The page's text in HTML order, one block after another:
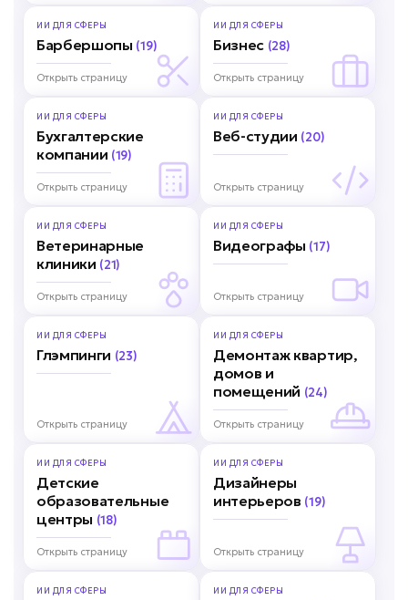
ИИ ДЛЯ СФЕРЫ
Барбершопы (19)
Открыть страницу
ИИ ДЛЯ СФЕРЫ
Бизнес (28)
Открыть страницу
ИИ ДЛЯ СФЕРЫ
Бухгалтерские
компании (19)
Открыть страницу
ИИ ДЛЯ СФЕРЫ
Веб-студии (20)
Открыть страницу
ИИ ДЛЯ СФЕРЫ
Ветеринарные
клиники (21)
Открыть страницу
ИИ ДЛЯ СФЕРЫ
Видеографы (17)
Открыть страницу
ИИ ДЛЯ СФЕРЫ
Глэмпинги (23)
Открыть страницу
ИИ ДЛЯ СФЕРЫ
Демонтаж квартир,
домов и
помещений (24)
Открыть страницу
ИИ ДЛЯ СФЕРЫ
Детские
образовательные
центры (18)
Открыть страницу
ИИ ДЛЯ СФЕРЫ
Дизайнеры
интерьеров (19)
Открыть страницу
ИИ ДЛЯ СФЕРЫ ИИ ДЛЯ СФЕРЫ